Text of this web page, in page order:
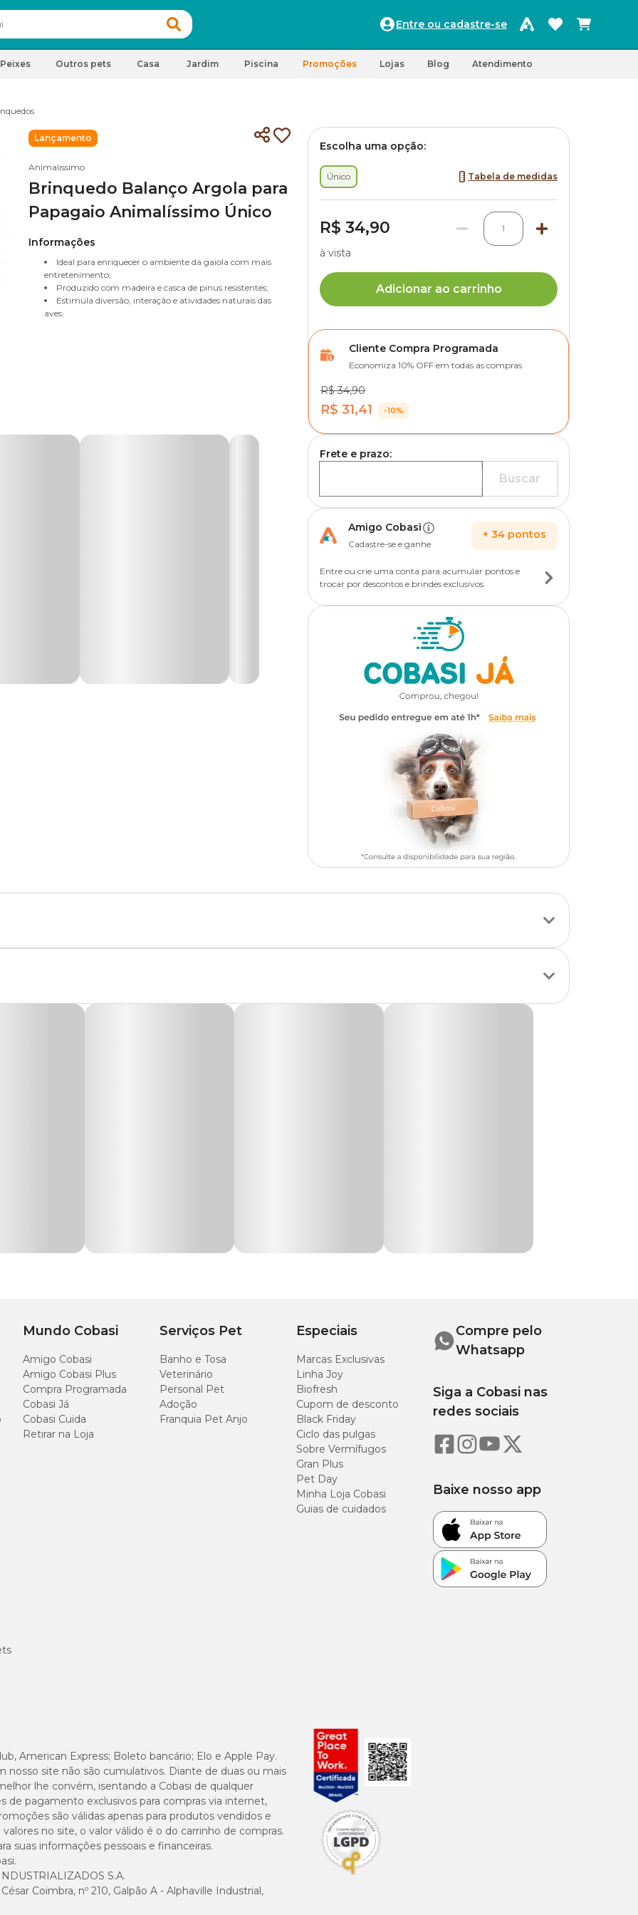
Entre ou cadastre-se
Peixes Outros pets Casa Jardim Piscina Promoções Lojas Blog Atendimento
Lançamento
Animalissimo
Brinquedo Balanço Argola para
Papagaio Animalíssimo Único
Informações
Ideal para enriquecer o ambiente da gaiola com mais
entretenimento;
Produzido com madeira e casca de pinus resistentes;
Estimula diversão, interação e atividades naturais das
aves.
Escolha uma opção:
Único Tabela de medidas
R$ 34,90 1
à vista
Adicionar ao carrinho
Cliente Compra Programada
Economiza 10% OFF em todas as compras
R$ 34,90
R$ 31,41 -10%
Frete e prazo:
Buscar
Amigo Cobasi
Cadastre-se e ganhe
+ 34 pontos
Entre ou crie uma conta para acumular pontos e
trocar por descontos e brindes exclusivos.
Animalíssimo com preço
especial aqui na Cobasi! Compre pelo site, aplicativo ou em
completa de Acessórios e Brinquedospara pets e proporcione mais diversão, conforto e
Mundo Cobasi
Amigo Cobasi
Amigo Cobasi Plus
Compra Programada
Cobasi Já
Cobasi Cuida
Retirar na Loja
Serviços Pet
Banho e Tosa
Veterinário
Personal Pet
Adoção
Franquia Pet Anjo
Especiais
Marcas Exclusivas
Linha Joy
Biofresh
Cupom de desconto
Black Friday
Ciclo das pulgas
Sobre Vermífugos
Gran Plus
Pet Day
Minha Loja Cobasi
Guias de cuidados
Compre pelo
Whatsapp
Siga a Cobasi nas
redes sociais
Baixe nosso app
American Express; Boleto bancário; Elo e Apple Pay.
nosso site não são cumulativos. Diante de duas ou mais
lhe convém, isentando a Cobasi de qualquer
de pagamento exclusivos para compras via internet,
são válidas apenas para produtos vendidos e
no site, o valor válido é o do carrinho de compras.
suas informações pessoais e financeiras.
S.A.
Coimbra, nº 210, Galpão A - Alphaville Industrial,